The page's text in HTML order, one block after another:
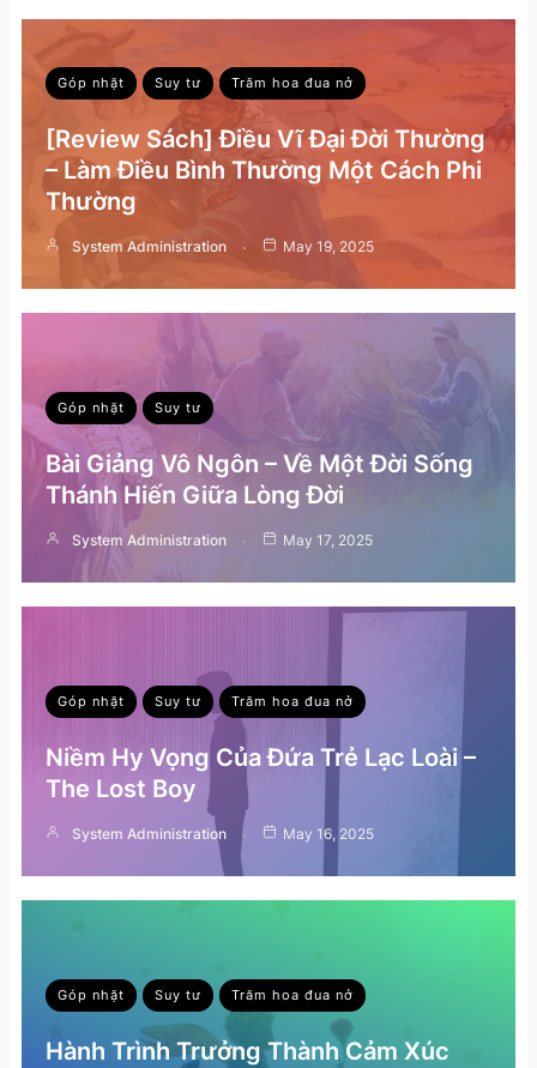
Góp nhặt Suy tư Trăm hoa đua nở
[Review Sách] Điều Vĩ Đại Đời Thường
– Làm Điều Bình Thường Một Cách Phi
Thường
System Administration May 19, 2025
Góp nhặt Suy tư
Bài Giảng Vô Ngôn – Về Một Đời Sống
Thánh Hiến Giữa Lòng Đời
System Administration May 17, 2025
Góp nhặt Suy tư Trăm hoa đua nở
Niềm Hy Vọng Của Đứa Trẻ Lạc Loài –
The Lost Boy
System Administration May 16, 2025
Góp nhặt Suy tư Trăm hoa đua nở
Hành Trình Trưởng Thành Cảm Xúc